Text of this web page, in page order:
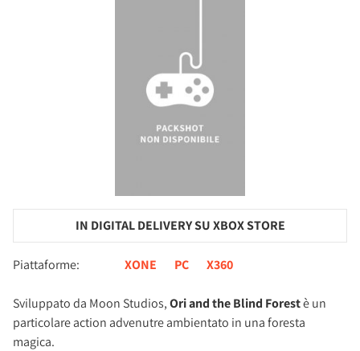
IN DIGITAL DELIVERY SU XBOX STORE
Piattaforme: XONE PC X360
Sviluppato da Moon Studios,Ori and the Blind Forestè un
particolare action advenutre ambientato in una foresta
magica.